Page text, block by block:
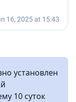
установлен
10 суток